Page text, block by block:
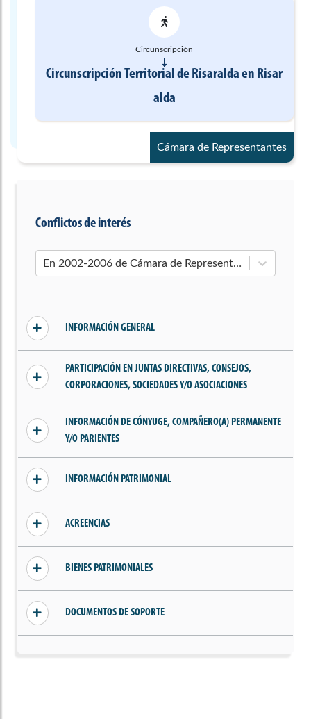
Circunscripción
Circunscripción Territorial de Risaraldaen Risar
alda
Cámara de Representantes
Conflictos de interés
En 2002-2006 de Cámara de Representantes
INFORMACIÓN GENERAL
Sin conflictos declarados
PARTICIPACIÓN EN JUNTAS DIRECTIVAS, CONSEJOS,
CORPORACIONES, SOCIEDADES Y/O ASOCIACIONES
Sin información añadida
INFORMACIÓN DE CÓNYUGE, COMPAÑERO(A) PERMANENTE
Y/O PARIENTES
Sin información de parientes, cónyuge o
compañero(a) permanente
INFORMACIÓN PATRIMONIAL
Sin ingresos declarados
ACREENCIAS
Sin acreencias declaradas
BIENES PATRIMONIALES
Sin bienes declarados
DOCUMENTOS DE SOPORTE